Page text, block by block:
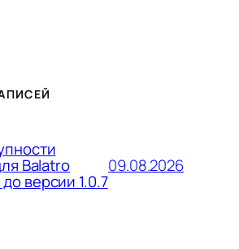
Balatro
версии 1.0.7
09.08.2026